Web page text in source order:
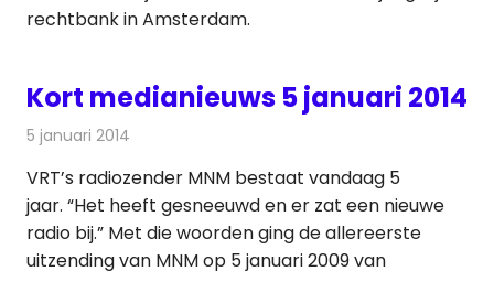
rechtbank in Amsterdam.
Kort medianieuws 5 januari 2014
5 januari 2014
VRT’s radiozender MNM bestaat vandaag 5
jaar. “Het heeft gesneeuwd en er zat een nieuwe
radio bij.” Met die woorden ging de allereerste
uitzending van MNM op 5 januari 2009 van